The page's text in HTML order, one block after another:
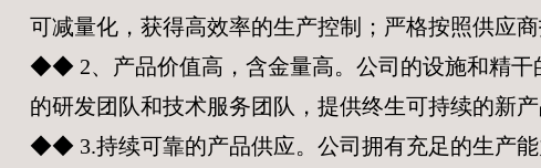
可减量化，获得高效率的生产控制；严格按照供应
◆◆ 2、产品价值高，含金量高。公司的设施和精干
的研发团队和技术服务团队，提供终生可持续的新产
◆◆ 3.持续可靠的产品供应。公司拥有充足的生产